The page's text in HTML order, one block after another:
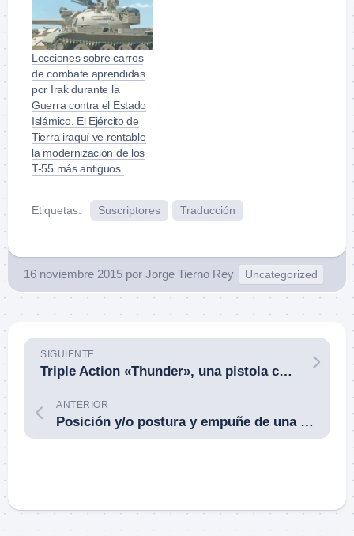
Lecciones sobre carros
de combate aprendidas
por Irak durante la
Guerra contra el Estado
Islámico. El Ejército de
Tierra iraquí ve rentable
la modernización de los
T-55 más antiguos.
Etiquetas: Suscriptores Traducción
16 noviembre 2015 por Jorge Tierno Rey Uncategorized
SIGUIENTE
Triple Action «Thunder», una pistola calibre .50 BMG (12,70x99mm).
ANTERIOR
Posición y/o postura y empuñe de una pistola: historia y evolución, qué, cómo, por qué.